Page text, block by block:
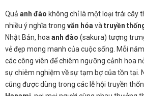
Quả anh đào không chỉ là một loại trái cây
nhiều ý nghĩa trong văn hóa và truyền
Nhật Bản, hoa anh đào (sakura) tượng
vẻ đẹp mong manh của cuộc sống. Mỗi
các công viên để chiêm ngưỡng cảnh hoa
sự chiêm nghiệm về sự tạm bợ của tồn tại.
cũng được dùng trong các lễ hội truyền